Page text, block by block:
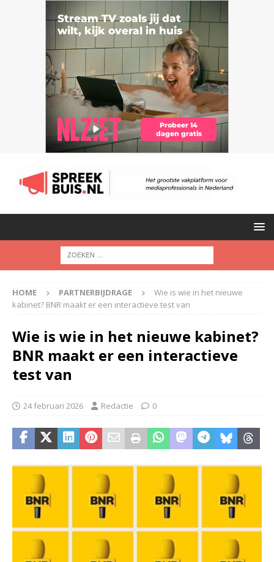
HOME PARTNERBIJDRAGE
Wie is wie in het nieuwe
kabinet? BNR maakt er een interactieve test van
Wie is wie in het nieuwe kabinet?
BNR maakt er een interactieve
test van
24 februari 2026 Redactie 0